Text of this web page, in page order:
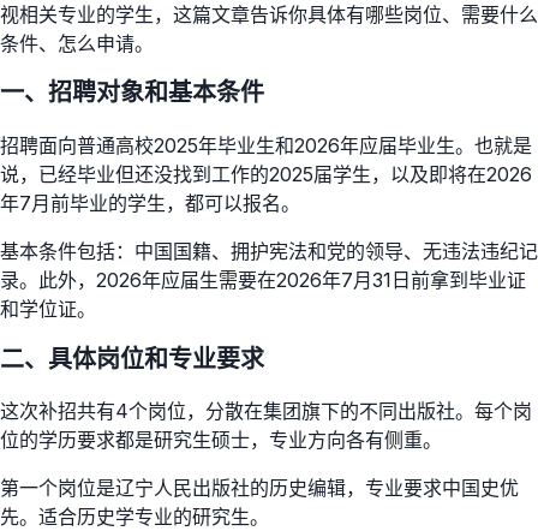
视相关专业的学生，这篇文章告诉你具体有哪些岗位、需要什么
条件、怎么申请。
一、招聘对象和基本条件
招聘面向普通高校2025年毕业生和2026年应届毕业生。也就是
说，已经毕业但还没找到工作的2025届学生，以及即将在2026
年7月前毕业的学生，都可以报名。
基本条件包括：中国国籍、拥护宪法和党的领导、无违法违纪记
录。此外，2026年应届生需要在2026年7月31日前拿到毕业证
和学位证。
二、具体岗位和专业要求
这次补招共有4个岗位，分散在集团旗下的不同出版社。每个岗
位的学历要求都是研究生硕士，专业方向各有侧重。
第一个岗位是辽宁人民出版社的历史编辑，专业要求中国史优
先。适合历史学专业的研究生。